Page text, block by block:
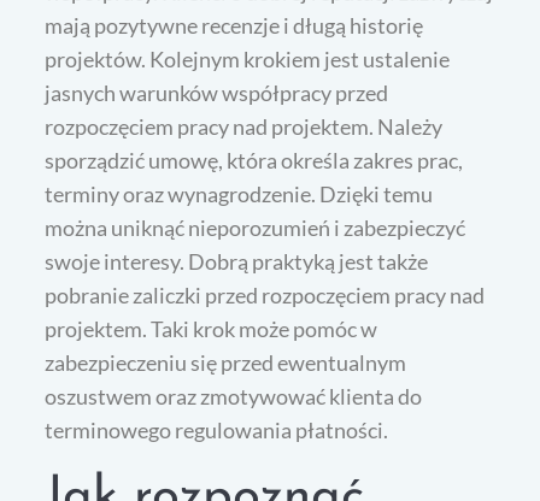
mają pozytywne recenzje i długą historię
projektów. Kolejnym krokiem jest ustalenie
jasnych warunków współpracy przed
rozpoczęciem pracy nad projektem. Należy
sporządzić umowę, która określa zakres prac,
terminy oraz wynagrodzenie. Dzięki temu
można uniknąć nieporozumień i zabezpieczyć
swoje interesy. Dobrą praktyką jest także
pobranie zaliczki przed rozpoczęciem pracy nad
projektem. Taki krok może pomóc w
zabezpieczeniu się przed ewentualnym
oszustwem oraz zmotywować klienta do
terminowego regulowania płatności.